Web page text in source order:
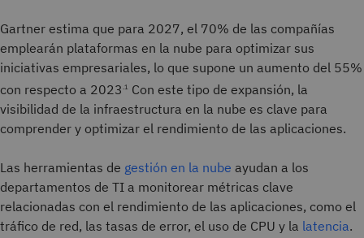
Gartner estima que para 2027, el 70% de las compañías
emplearán plataformas en la nube para optimizar sus
iniciativas empresariales, lo que supone un aumento del 55%
con respecto a 2023 .1 Con este tipo de expansión, la
visibilidad de la infraestructura en la nube es clave para
comprender y optimizar el rendimiento de las aplicaciones.
Las herramientas de gestión en la nube ayudan a los
departamentos de TI a monitorear métricas clave
relacionadas con el rendimiento de las aplicaciones, como el
tráfico de red, las tasas de error, el uso de CPU y la latencia.